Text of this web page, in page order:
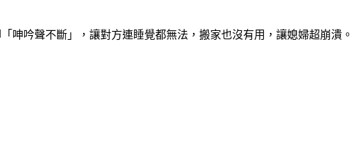
呻吟聲不斷」，讓對方連睡覺都無法，搬家也沒有用，讓媳婦超崩潰。